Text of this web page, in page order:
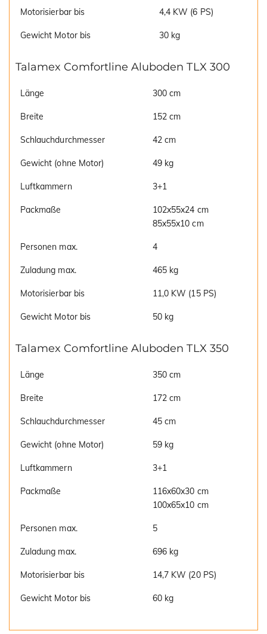
Motorisierbar bis 4,4 KW (6 PS)
Gewicht Motor bis 30 kg
Talamex Comfortline Aluboden TLX 300
Länge 300 cm
Breite 152 cm
Schlauchdurchmesser 42 cm
Gewicht (ohne Motor) 49 kg
Luftkammern 3+1
Packmaße
102x55x24 cm
85x55x10 cm
Personen max. 4
Zuladung max. 465 kg
Motorisierbar bis 11,0 KW (15 PS)
Gewicht Motor bis 50 kg
Talamex Comfortline Aluboden TLX 350
Länge 350 cm
Breite 172 cm
Schlauchdurchmesser 45 cm
Gewicht (ohne Motor) 59 kg
Luftkammern 3+1
Packmaße
116x60x30 cm
100x65x10 cm
Personen max. 5
Zuladung max. 696 kg
Motorisierbar bis 14,7 KW (20 PS)
Gewicht Motor bis 60 kg